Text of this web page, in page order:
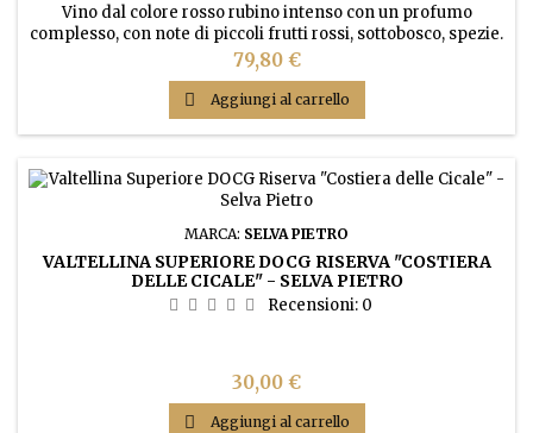
Vino dal colore rosso rubino intenso con un profumo
complesso, con note di piccoli frutti rossi, sottobosco, spezie.
Gusto armonico, robusto, con un finale prolungato sorretto
da una piacevole freschezza
Prezzo
79,80 €
 Aggiungi al carrello
MARCA: SELVA PIETRO
VALTELLINA SUPERIORE DOCG RISERVA "COSTIERA
DELLE CICALE" - SELVA PIETRO
Recensioni: 0
Prezzo
30,00 €
 Aggiungi al carrello